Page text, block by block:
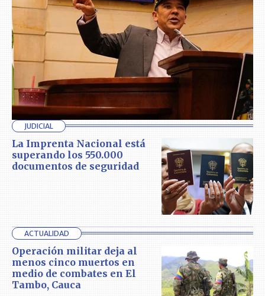
JUDICIAL
La Imprenta Nacional está
superando los 550.000
documentos de seguridad
ACTUALIDAD
Operación militar deja al
menos cinco muertos en
medio de combates en El
Tambo, Cauca